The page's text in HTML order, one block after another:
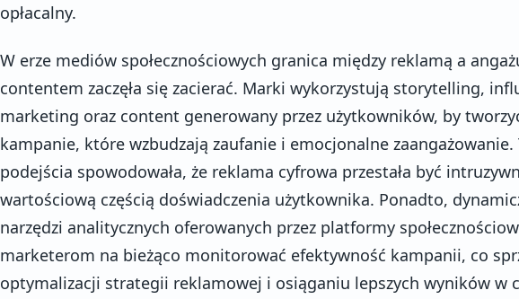
opłacalny.
W erze mediów społecznościowych granica między reklamą a
contentem zaczęła się zacierać. Marki wykorzystują storytelling,
marketing oraz content generowany przez użytkowników, by
kampanie, które wzbudzają zaufanie i emocjonalne zaangażowanie.
podejścia spowodowała, że reklama cyfrowa przestała być
wartościową częścią doświadczenia użytkownika. Ponadto,
narzędzi analitycznych oferowanych przez platformy
marketerom na bieżąco monitorować efektywność kampanii, co
optymalizacji strategii reklamowej i osiąganiu lepszych wyników w